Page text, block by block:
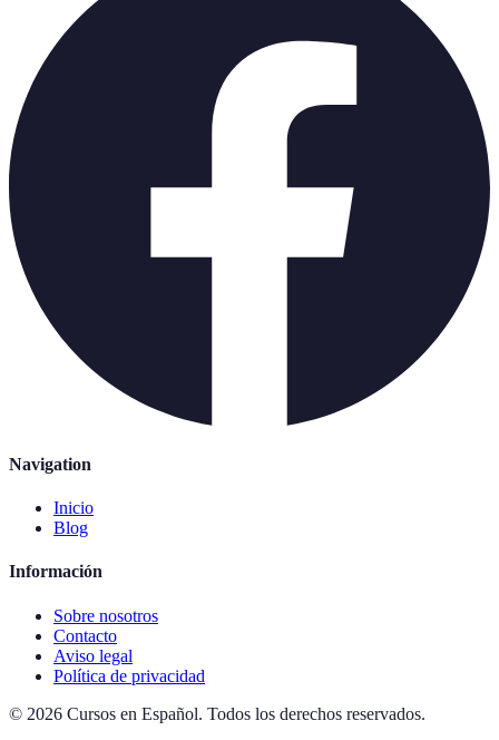
Navigation
Inicio
Blog
Información
Sobre nosotros
Contacto
Aviso legal
Política de privacidad
© 2026 Cursos en Español. Todos los derechos reservados.